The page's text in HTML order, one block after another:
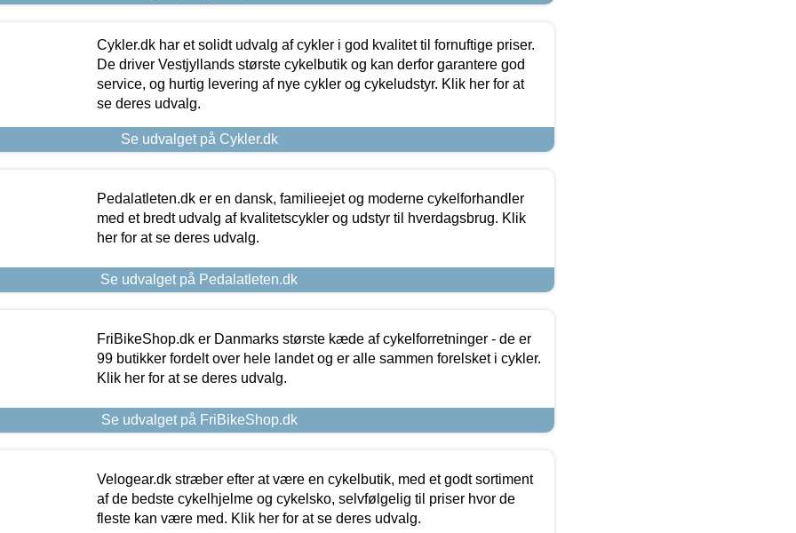
Cykler.dk har et solidt udvalg af cykler i god kvalitet til fornuftige priser.
De driver Vestjyllands største cykelbutik og kan derfor garantere god
service, og hurtig levering af nye cykler og cykeludstyr. Klik her for at
se deres udvalg.
Se udvalget på Cykler.dk
Pedalatleten.dk er en dansk, familieejet og moderne cykelforhandler
med et bredt udvalg af kvalitetscykler og udstyr til hverdagsbrug. Klik
her for at se deres udvalg.
Se udvalget på Pedalatleten.dk
FriBikeShop.dk er Danmarks største kæde af cykelforretninger - de er
99 butikker fordelt over hele landet og er alle sammen forelsket i cykler.
Klik her for at se deres udvalg.
Se udvalget på FriBikeShop.dk
Velogear.dk stræber efter at være en cykelbutik, med et godt sortiment
af de bedste cykelhjelme og cykelsko, selvfølgelig til priser hvor de
fleste kan være med. Klik her for at se deres udvalg.